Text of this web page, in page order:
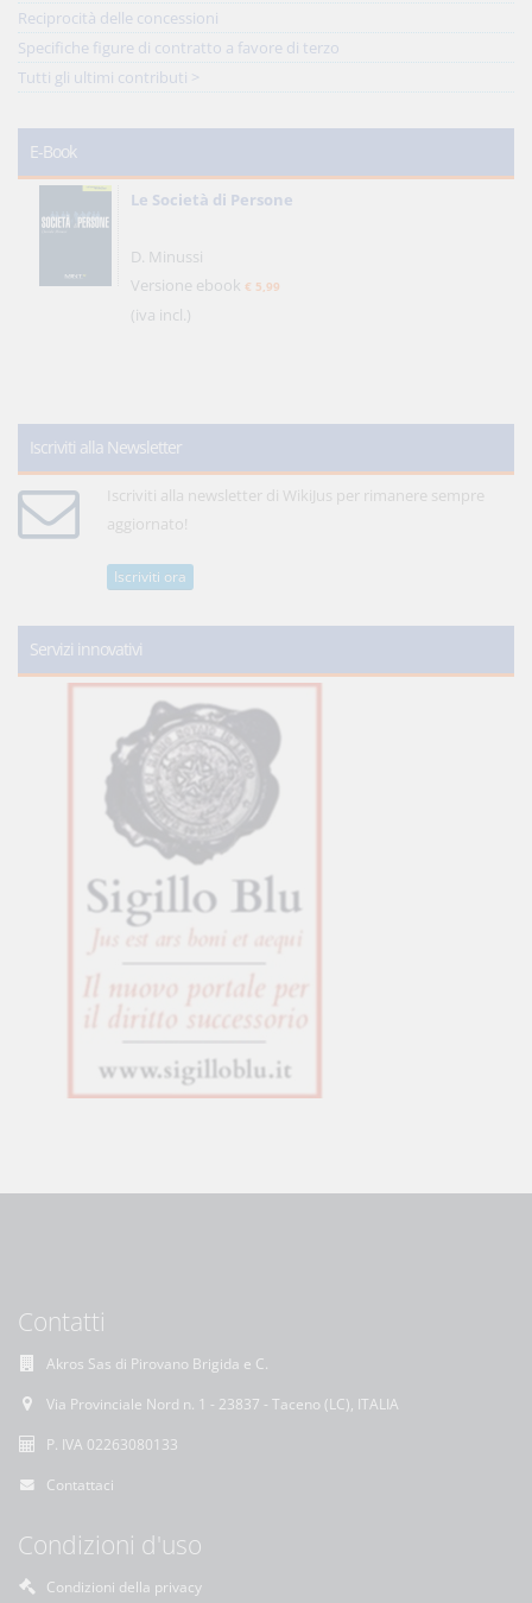
Reciprocità delle concessioni
Specifiche figure di contratto a favore di terzo
Tutti gli ultimi contributi >
E-Book
Le Società di Persone
D. Minussi
Versione ebook € 5,99
(iva incl.)
Iscriviti alla Newsletter
Iscriviti alla newsletter di WikiJus per rimanere sempre
aggiornato!
Iscriviti ora
Servizi innovativi
Contatti
Akros Sas di Pirovano Brigida e C.
Via Provinciale Nord n. 1 - 23837 - Taceno (LC), ITALIA
P. IVA 02263080133
Contattaci
Condizioni d'uso
Condizioni della privacy